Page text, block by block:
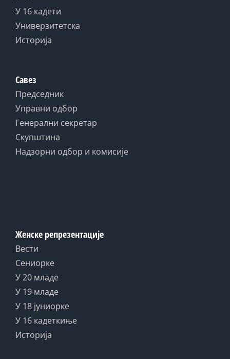
У 16 кадети
Универзитетска
Историја
Савез
Председник
Управни одбор
Генерални секретар
Скупштина
Надзорни одбор и комисије
Женске репрезентације
Вести
Сениорке
У 20 младе
У 19 младе
У 18 јуниорке
У 16 кадеткиње
Историја